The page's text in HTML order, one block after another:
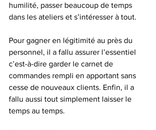
humilité, passer beaucoup de temps
dans les ateliers et s’intéresser à tout.
Pour gagner en légitimité au près du
personnel, il a fallu assurer l’essentiel
c’est-à-dire garder le carnet de
commandes rempli en apportant sans
cesse de nouveaux clients. Enfin, il a
fallu aussi tout simplement laisser le
temps au temps.